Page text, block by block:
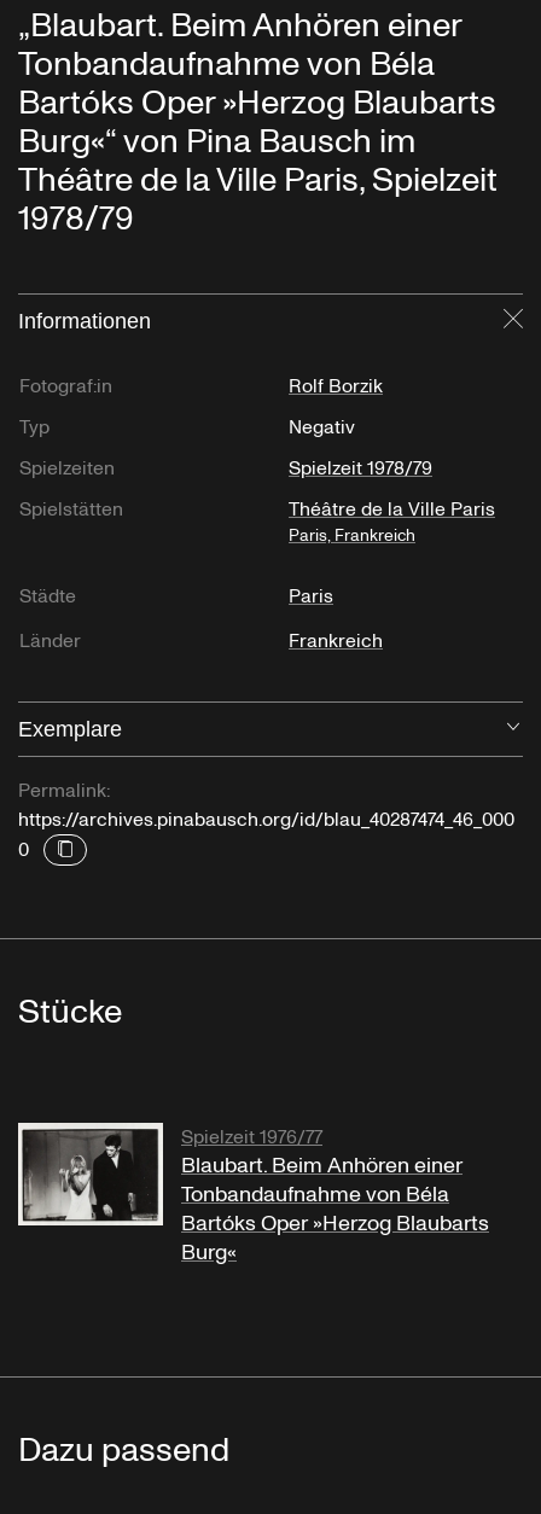
„Blaubart. Beim Anhören einer
Tonbandaufnahme von Béla
Bartóks Oper »Herzog Blaubarts
Burg«“ von Pina Bausch im
Théâtre de la Ville Paris, Spielzeit
1978/79
Informationen
Fotograf:in
Rolf Borzik
Typ
Negativ
Spielzeiten
Spielzeit 1978/79
Spielstätten
Théâtre de la Ville Paris
Paris, Frankreich
Städte
Paris
Länder
Frankreich
Exemplare
Permalink:
https://archives.pinabausch.org/id/blau_40287474_46_000
0
Stücke
Spielzeit 1976/77
Blaubart. Beim Anhören einer
Tonbandaufnahme von Béla
Bartóks Oper »Herzog Blaubarts
Burg«
Dazu passend